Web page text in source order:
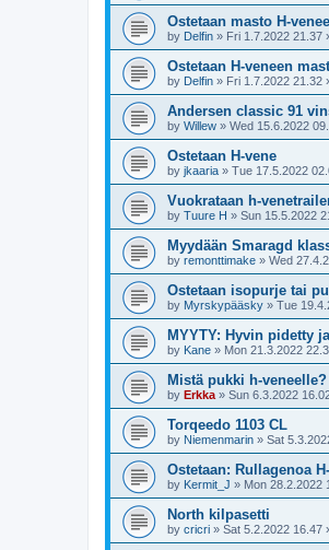
Ostetaan masto H-
by Delfin » Fri 1.7.2022 21.37
Ostetaan H-veneen
by Delfin » Fri 1.7.2022 21.32
Andersen classic 91
by Willew » Wed 15.6.2022
Ostetaan H-vene
by jkaaria » Tue 17.5.2022
Vuokrataan h-
by Tuure H » Sun 15.5.2022
Myydään Smaragd
by remonttimake » Wed
Ostetaan isopurje tai
by Myrskypääsky » Tue
MYYTY: Hyvin pidetty
by Kane » Mon 21.3.2022
Mistä pukki h-veneelle?
by Erkka » Sun 6.3.2022
Torqeedo 1103 CL
by Niemenmarin » Sat
Ostetaan: Rullagenoa
by Kermit_J » Mon 28.2.2022
North kilpasetti
by cricri » Sat 5.2.2022 16.47